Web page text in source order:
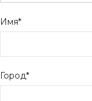
Имя*
Город*